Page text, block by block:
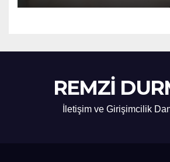
REMZİ
İletişim ve Girişimcilik